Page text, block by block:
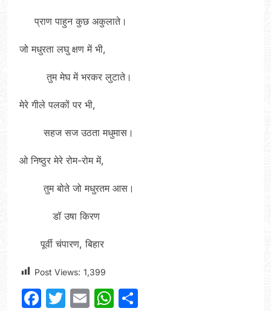
प्राण पाहुन कुछ अकुलाते।
जो मधुरता लघु क्षण में भी,
तुम मेघ में भरकर लुटाते।
मेरे गीले पलकों पर भी,
सहज सज उठता मधुमास।
ओ निष्ठुर मेरे रोम-रोम में,
तुम बोते जो मधुरतम आस।
डॉ उषा किरण
पूर्वी चंपारण, बिहार
Post Views: 1,399
Facebook
Twitter
EmailWhatsApp